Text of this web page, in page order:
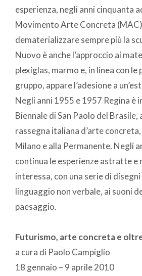
esperienza, negli anni cinquanta
Movimento Arte Concreta
dematerializzare sempre più la
Nuovo è anche l’approccio ai
plexiglas, marmo e, in linea con le
gruppo, appare l’adesione a
Negli anni 1955 e 1957 Regina è
Biennale di San Paolo del Brasile,
rassegna italiana d’arte
Milano e alla Permanente. Negli
continua le esperienze astratte e
interessa, con una serie di
linguaggio non verbale, ai suoni
paesaggio.
Futurismo, arte concreta e
a cura di Paolo Campiglio
18 gennaio – 9 aprile 2010